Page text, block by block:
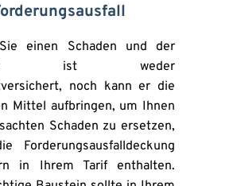
einen Schaden und der
ist weder
noch kann er die
Mittel aufbringen, um Ihnen
Schaden zu ersetzen,
Forderungsausfalldeckung
in Ihrem Tarif enthalten.